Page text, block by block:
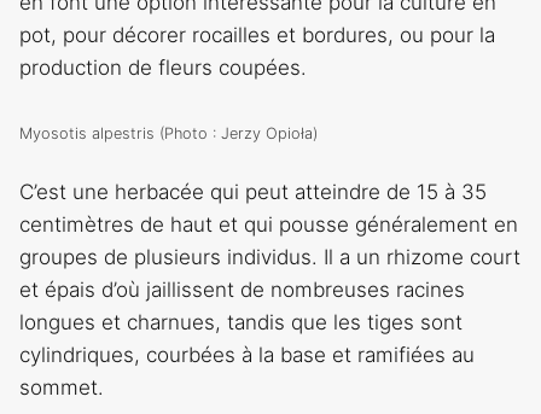
pot, pour décorer rocailles et bordures, ou pour la
production de fleurs coupées.
Myosotis alpestris (Photo : Jerzy Opioła)
C’est une herbacée qui peut atteindre de 15 à 35
centimètres de haut et qui pousse généralement en
groupes de plusieurs individus. Il a un rhizome court
et épais d’où jaillissent de nombreuses racines
longues et charnues, tandis que les tiges sont
cylindriques, courbées à la base et ramifiées au
sommet.